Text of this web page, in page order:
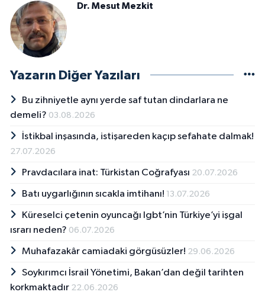
Dr. Mesut Mezkit
Yazarın Diğer Yazıları
Bu zihniyetle aynı yerde saf tutan dindarlara ne
demeli? 03.08.2026
İstikbal inşasında, istişareden kaçıp sefahate dalmak!
27.07.2026
Pravdacılara inat: Türkistan Coğrafyası 20.07.2026
Batı uygarlığının sıcakla imtihanı! 13.07.2026
Küreselci çetenin oyuncağı lgbt’nin Türkiye’yi işgal
ısrarı neden? 06.07.2026
Muhafazakâr camiadaki görgüsüzler! 29.06.2026
Soykırımcı İsrail Yönetimi, Bakan’dan değil tarihten
korkmaktadır 22.06.2026